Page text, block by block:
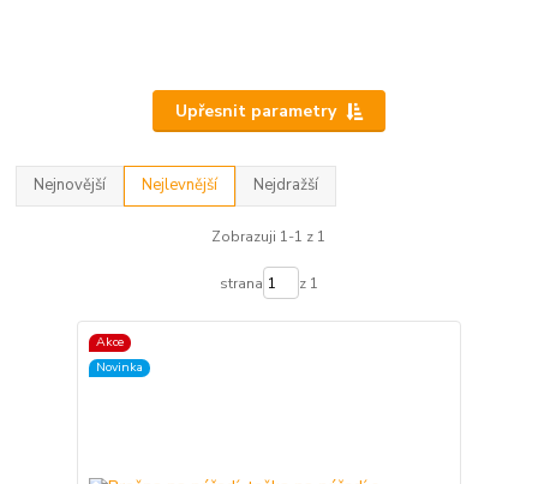
Upřesnit parametry
Nejnovější Nejlevnější Nejdražší
Zobrazuji 1-1 z 1
strana z 1
Akce
Novinka